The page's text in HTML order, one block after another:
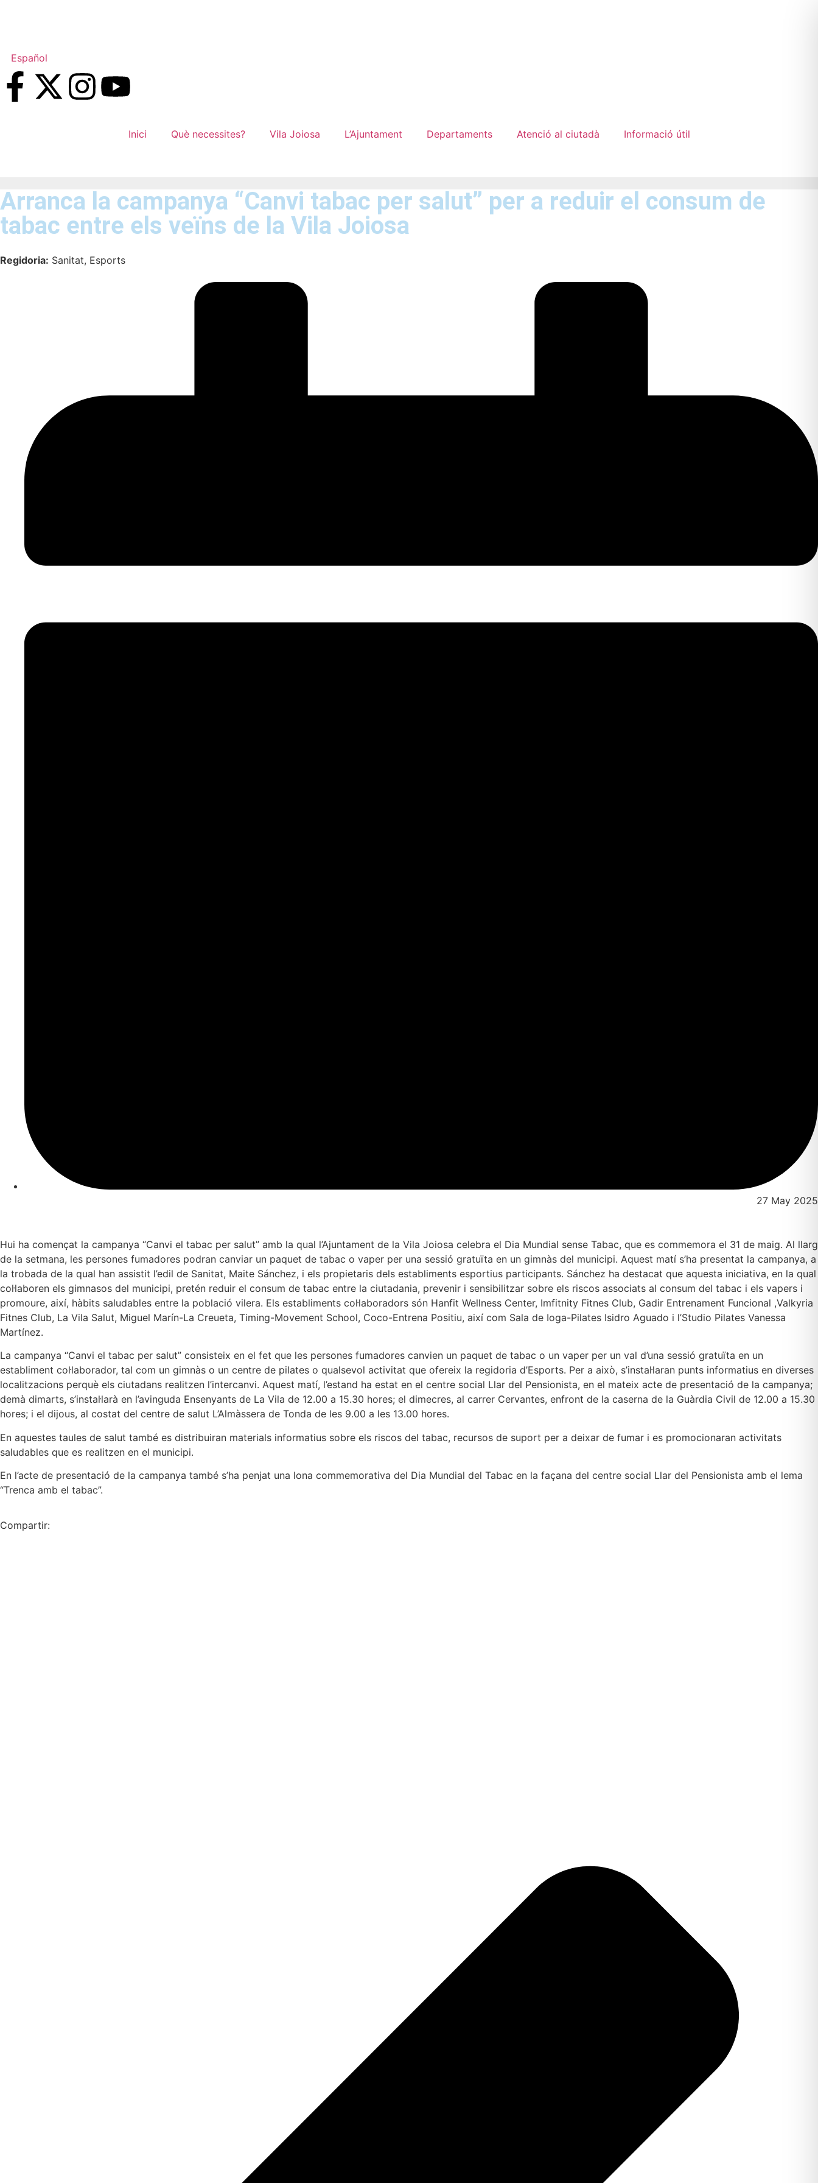
Español
Inici Què necessites? Vila Joiosa L’Ajuntament Departaments Atenció al ciutadà Informació útil
Arranca la campanya “Canvi tabac per salut” per a reduir el consum de
tabac entre els veïns de la Vila Joiosa
Regidoria: Sanitat, Esports
27 May 2025
Hui ha començat la campanya “Canvi el tabac per salut” amb la qual l’Ajuntament de la Vila Joiosa celebra el Dia Mundial sense Tabac, que es commemora el 31 de maig. Al llarg
de la setmana, les persones fumadores podran canviar un paquet de tabac o vaper per una sessió gratuïta en un gimnàs del municipi. Aquest matí s’ha presentat la campanya, a
la trobada de la qual han assistit l’edil de Sanitat, Maite Sánchez, i els propietaris dels establiments esportius participants. Sánchez ha destacat que aquesta iniciativa, en la qual
col·laboren els gimnasos del municipi, pretén reduir el consum de tabac entre la ciutadania, prevenir i sensibilitzar sobre els riscos associats al consum del tabac i els vapers i
promoure, així, hàbits saludables entre la població vilera. Els establiments col·laboradors són Hanfit Wellness Center, Imfitnity Fitnes Club, Gadir Entrenament Funcional ,Valkyria
Fitnes Club, La Vila Salut, Miguel Marín-La Creueta, Timing-Movement School, Coco-Entrena Positiu, així com Sala de Ioga-Pilates Isidro Aguado i l’Studio Pilates Vanessa
Martínez.
La campanya “Canvi el tabac per salut” consisteix en el fet que les persones fumadores canvien un paquet de tabac o un vaper per un val d’una sessió gratuïta en un
establiment col·laborador, tal com un gimnàs o un centre de pilates o qualsevol activitat que ofereix la regidoria d’Esports. Per a això, s’instal·laran punts informatius en diverses
localitzacions perquè els ciutadans realitzen l’intercanvi. Aquest matí, l’estand ha estat en el centre social Llar del Pensionista, en el mateix acte de presentació de la campanya;
demà dimarts, s’instal·larà en l’avinguda Ensenyants de La Vila de 12.00 a 15.30 hores; el dimecres, al carrer Cervantes, enfront de la caserna de la Guàrdia Civil de 12.00 a 15.30
hores; i el dijous, al costat del centre de salut L’Almàssera de Tonda de les 9.00 a les 13.00 hores.
En aquestes taules de salut també es distribuiran materials informatius sobre els riscos del tabac, recursos de suport per a deixar de fumar i es promocionaran activitats
saludables que es realitzen en el municipi.
En l’acte de presentació de la campanya també s’ha penjat una lona commemorativa del Dia Mundial del Tabac en la façana del centre social Llar del Pensionista amb el lema
“Trenca amb el tabac”.
Compartir: